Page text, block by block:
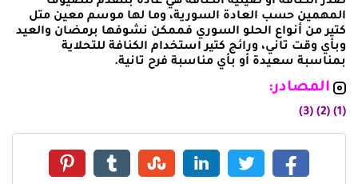
المهمين حسب العادة السورية، وما لها موسم معين متل
كتير من أنواع الحلو السوري فممكن نشوفها برمضان والعيد
وبأي وقت تاني، ورائج كتير استخدام الكنافة للتحلاية
بمناسبة سعيدة أو بأي مناسبة فرح تانية.
المصادر:
(1)
(2)
(3)